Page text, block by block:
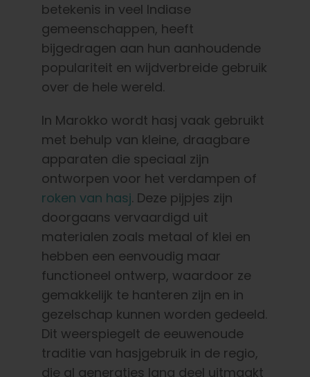
betekenis in veel Indiase
gemeenschappen, heeft
bijgedragen aan hun aanhoudende
populariteit en wijdverbreide gebruik
over de hele wereld.
In Marokko wordt hasj vaak gebruikt
met behulp van kleine, draagbare
apparaten die speciaal zijn
ontworpen voor het verdampen of
roken van hasj. Deze pijpjes zijn
doorgaans vervaardigd uit
materialen zoals metaal of klei en
hebben een eenvoudig maar
functioneel ontwerp, waardoor ze
gemakkelijk te hanteren zijn en in
gezelschap kunnen worden gedeeld.
Dit weerspiegelt de eeuwenoude
traditie van hasjgebruik in de regio,
die al generaties lang deel uitmaakt